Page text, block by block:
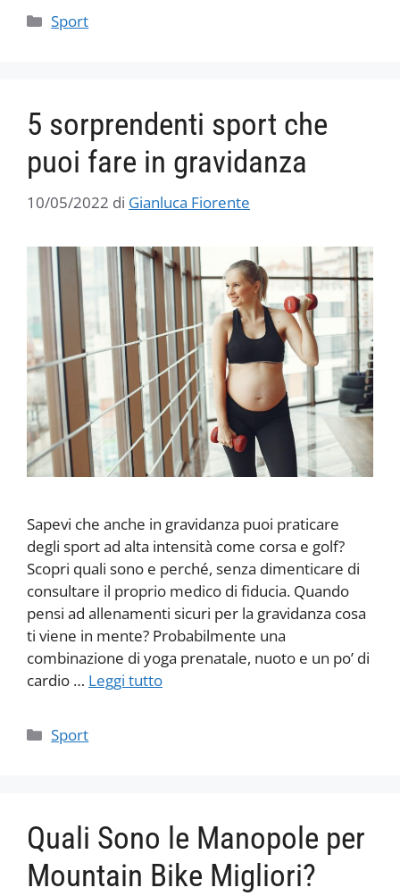
Categorie
Sport
5 sorprendenti sport che
puoi fare in gravidanza
10/05/2022 di Gianluca Fiorente
Sapevi che anche in gravidanza puoi praticare
degli sport ad alta intensità come corsa e golf?
Scopri quali sono e perché, senza dimenticare di
consultare il proprio medico di fiducia. Quando
pensi ad allenamenti sicuri per la gravidanza cosa
ti viene in mente? Probabilmente una
combinazione di yoga prenatale, nuoto e un po’ di
cardio … Leggi tutto
Categorie
Sport
Quali Sono le Manopole per
Mountain Bike Migliori?